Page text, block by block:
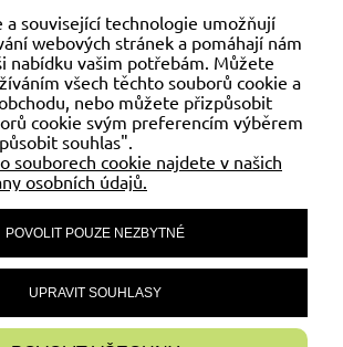
SLUŽBY ZÁKAZNÍKŮM
MŮJ ÚČET
ČASTÉ DOTAZY
INFORMACE
a související technologie umožňují
webových stránek a pomáhají nám
nabídku vašim potřebám. Můžete
všech těchto souborů cookie a
nebo můžete přizpůsobit
cookie svým preferencím výběrem
souhlas".
souborech cookie najdete v našich
osobních údajů.
POVOLIT POUZE NEZBYTNÉ
UPRAVIT SOUHLASY